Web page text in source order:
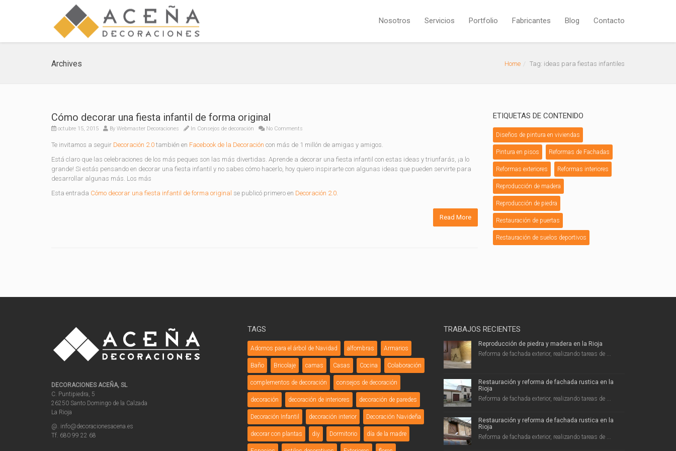
Nosotros Servicios Portfolio Fabricantes Blog Contacto
Archives Home Tag: ideas para fiestas infantiles
Cómo decorar una fiesta infantil de forma original
octubre 15, 2015 By Webmaster Decoraciones In Consejos de decoración No Comments
Te invitamos a seguir Decoración 2.0 también en Facebook de la Decoración con más de 1 millón de amigas y amigos.
Está claro que las celebraciones de los más peques son las más divertidas. Aprende a decorar una fiesta infantil con estas ideas y triunfarás, ¡a lo
grande! Si estás pensando en decorar una fiesta infantil y no sabes cómo hacerlo, hoy quiero inspirarte con algunas ideas que pueden servirte para
desarrollar algunas más. Los más
Esta entrada Cómo decorar una fiesta infantil de forma original se publicó primero en Decoración 2.0.
Read More
ETIQUETAS DE CONTENIDO
Diseños de pintura en viviendas
Pintura en pisos Reformas de Fachadas
Reformas exteriores Reformas interiores
Reproducción de madera
Reproducción de piedra
Restauración de puertas
Restauración de suelos deportivos
DECORACIONES ACEÑA, SL
C. Puntipiedra, 5
26250 Santo Domingo de la Calzada
La Rioja
@. info@decoracionesacena.es
Tf. 680 99 22 68
TAGS
Adornos para el árbol de Navidad alfombras Armarios
Baño Bricolaje camas Casas Cocina Colaboración
complementos de decoración consejos de decoración
decoración decoración de interiores decoración de paredes
Decoración Infantil decoración interior Decoración Navideña
decorar con plantas diy Dormitorio día de la madre
TRABAJOS RECIENTES
Reproducción de piedra y madera en la Rioja
Reforma de fachada exterior, realizando tareas de ...
Restauración y reforma de fachada rustica en la
Rioja
Reforma de fachada exterior, realizando tareas de ...
Restauración y reforma de fachada rustica en la
Rioja
Reforma de fachada exterior, realizando tareas de ...